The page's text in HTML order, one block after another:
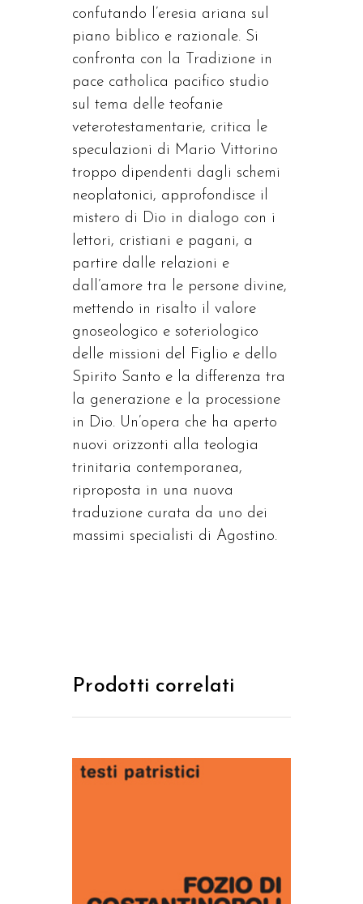
confutando l’eresia ariana sul
piano biblico e razionale. Si
confronta con la Tradizione in
pace catholica pacifico studio
sul tema delle teofanie
veterotestamentarie, critica le
speculazioni di Mario Vittorino
troppo dipendenti dagli schemi
neoplatonici, approfondisce il
mistero di Dio in dialogo con i
lettori, cristiani e pagani, a
partire dalle relazioni e
dall’amore tra le persone divine,
mettendo in risalto il valore
gnoseologico e soteriologico
delle missioni del Figlio e dello
Spirito Santo e la differenza tra
la generazione e la processione
in Dio. Un’opera che ha aperto
nuovi orizzonti alla teologia
trinitaria contemporanea,
riproposta in una nuova
traduzione curata da uno dei
massimi specialisti di Agostino.
Prodotti correlati